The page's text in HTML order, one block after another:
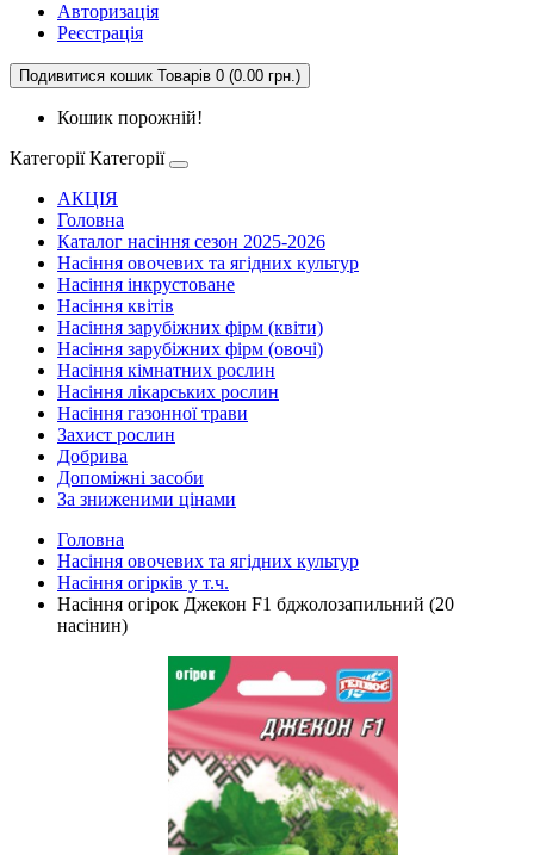
Авторизація
Реєстрація
Подивитися кошик Товарів 0 (0.00 грн.)
Кошик порожній!
Категорії Категорії
АКЦІЯ
Головна
Каталог насіння сезон 2025-2026
Насіння овочевих та ягідних культур
Насіння інкрустоване
Насіння квітів
Насіння зарубіжних фірм (квіти)
Насіння зарубіжних фірм (овочі)
Насіння кімнатних рослин
Насіння лікарських рослин
Насіння газонної трави
Захист рослин
Добрива
Допоміжні засоби
За зниженими цінами
Головна
Насіння овочевих та ягідних культур
Насіння огірків у т.ч.
Насіння огірок Джекон F1 бджолозапильний (20
насінин)